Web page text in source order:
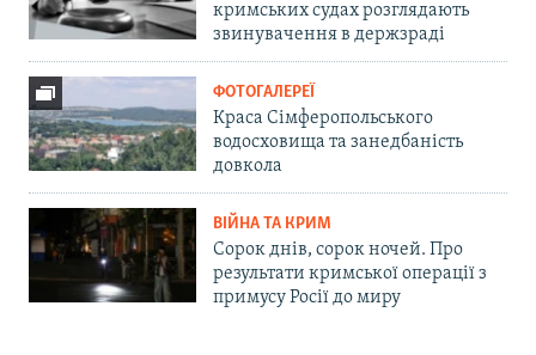
кримських судах розглядають
звинувачення в держзраді
ФОТОГАЛЕРЕЇ
Краса Сімферопольського
водосховища та занедбаність
довкола
ВІЙНА ТА КРИМ
Сорок днів, сорок ночей. Про
результати кримської операції з
примусу Росії до миру